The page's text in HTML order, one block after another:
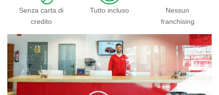
Senza carta di
credito
Tutto incluso
Nessun
franchising